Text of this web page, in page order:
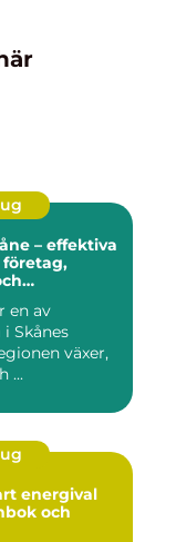
– effektiva
företag,
en av
Skånes
växer,
...
och